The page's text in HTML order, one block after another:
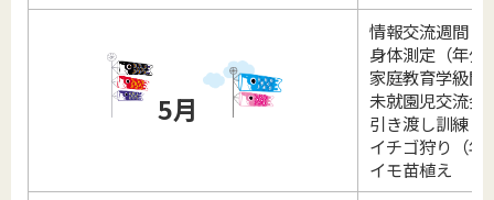
5月
情報交流週間（
身体測定（年少
家庭教育学級開
未就園児交流会
引き渡し訓練（
イチゴ狩り（年
イモ苗植え